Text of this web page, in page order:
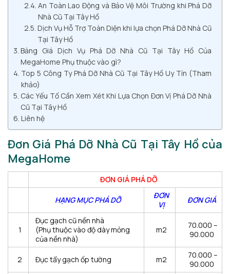
An Toàn Lao Động và Bảo Vệ Môi Trường khi Phá Dỡ
Nhà Cũ Tại Tây Hồ
Dịch Vụ Hỗ Trợ Toàn Diện khi lựa chọn Phá Dỡ Nhà Cũ
Tại Tây Hồ
Bảng Giá Dịch Vụ Phá Dỡ Nhà Cũ Tại Tây Hồ Của
MegaHome Phụ thuộc vào gì?
Top 5 Công Ty Phá Dỡ Nhà Cũ Tại Tây Hồ Uy Tín (Tham
khảo)
Các Yếu Tố Cần Xem Xét Khi Lựa Chọn Đơn Vị Phá Dỡ Nhà
Cũ Tại Tây Hồ
Liên hệ
Đơn Giá Phá Dỡ Nhà Cũ Tại Tây Hồ của
MegaHome
ĐƠN GIÁ PHÁ DỠ
HẠNG MỤC PHÁ DỠ
ĐƠN
VỊ
ĐƠN GIÁ
1
Đục gạch cũ nền nhà
(Phụ thuộc vào độ dày mỏng
của nền nhà)
m2
70.000 –
90.000
2 Đục tẩy gạch ốp tường m2
70.000 –
90.000